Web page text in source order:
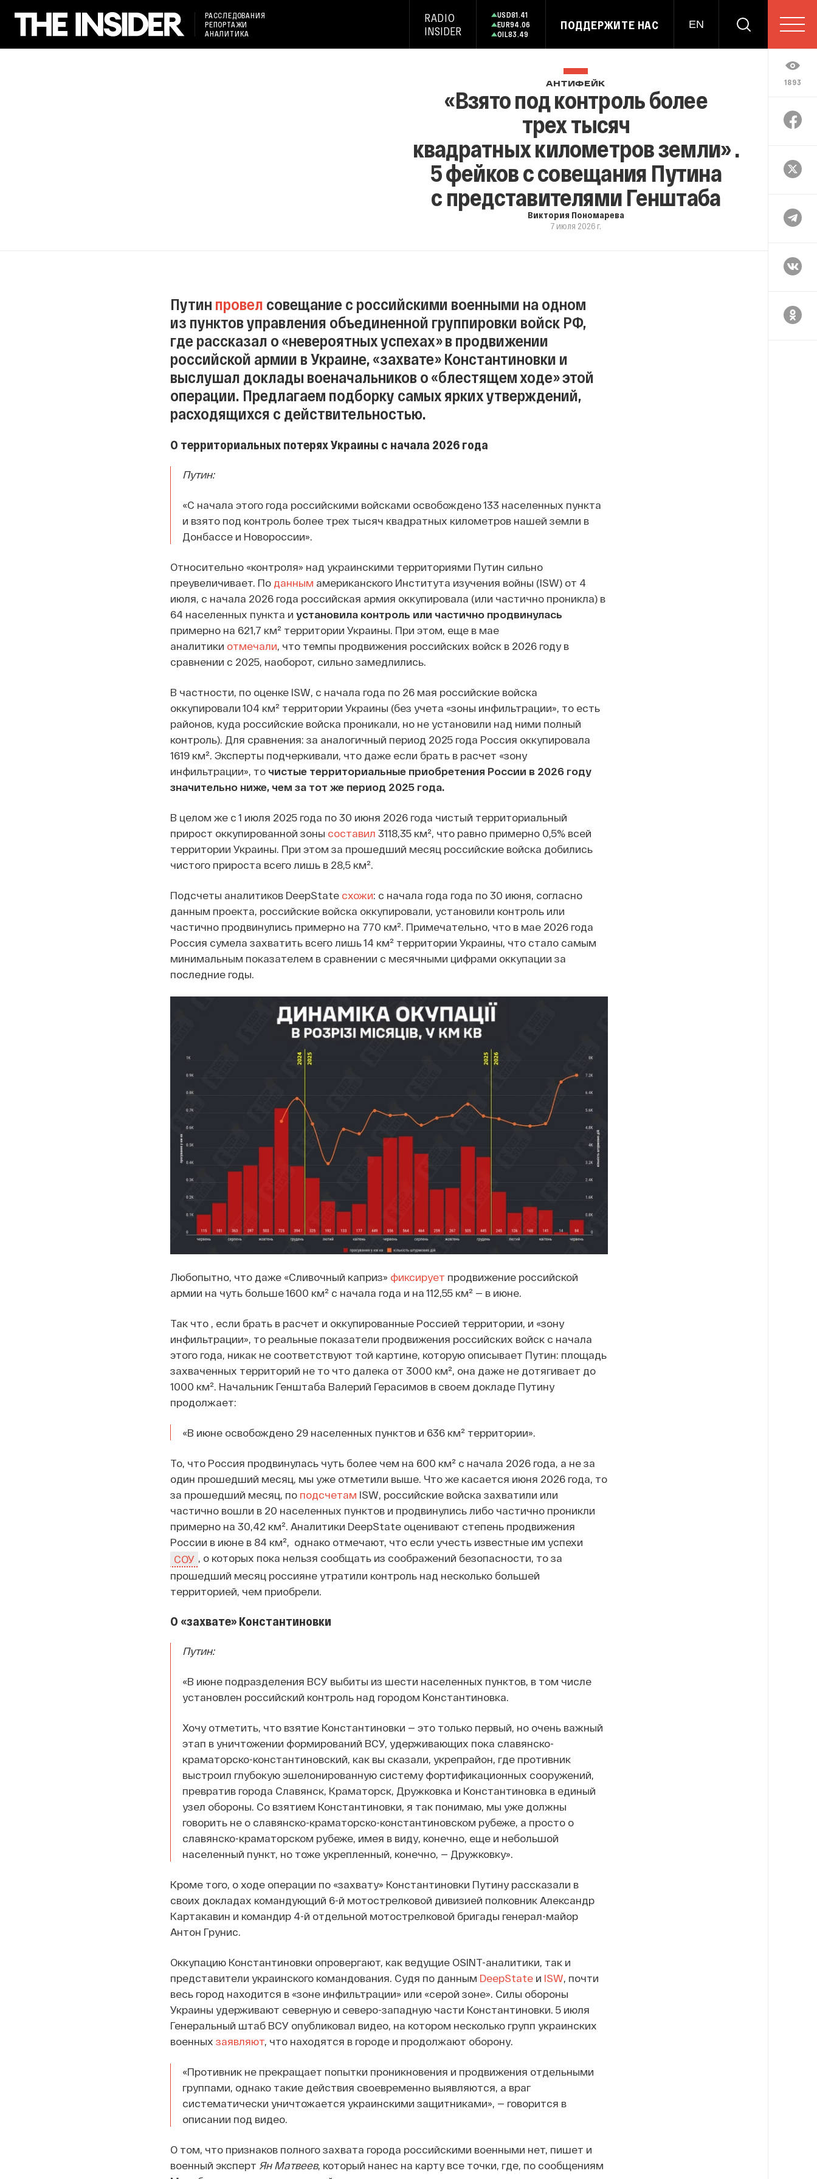
РАССЛЕДОВАНИЯ
РЕПОРТАЖИ
АНАЛИТИКА
RADIO
INSIDER
USD81.41
EUR94.06
OIL83.49
ПОДДЕРЖИТЕ НАС EN
1893
АНТИФЕЙК
«Взято под контроль более
трех тысяч
квадратных километров земли» .
5 фейков с совещания Путина
с представителями Генштаба
Виктория Пономарева
7 июля 2026 г.
Путин провел совещание с российскими военными на одном
из пунктов управления объединенной группировки войск РФ,
где рассказал о «невероятных успехах» в продвижении
российской армии в Украине, «захвате» Константиновки и
выслушал доклады военачальников о «блестящем ходе» этой
операции. Предлагаем подборку самых ярких утверждений,
расходящихся с действительностью.
О территориальных потерях Украины с начала 2026 года
Путин:
«С начала этого года российскими войсками освобождено 133 населенных пункта
и взято под контроль более трех тысяч квадратных километров нашей земли в
Донбассе и Новороссии».
Относительно «контроля» над украинскими территориями Путин сильно
преувеличивает. По данным американского Института изучения войны (ISW) от 4
июля, с начала 2026 года российская армия оккупировала (или частично проникла) в
64 населенных пункта и установила контроль или частично продвинулась
примерно на 621,7 км² территории Украины. При этом, еще в мае
аналитики отмечали, что темпы продвижения российских войск в 2026 году в
сравнении с 2025, наоборот, сильно замедлились.
В частности, по оценке ISW, с начала года по 26 мая российские войска
оккупировали 104 км² территории Украины (без учета «зоны инфильтрации», то есть
районов, куда российские войска проникали, но не установили над ними полный
контроль). Для сравнения: за аналогичный период 2025 года Россия оккупировала
1619 км². Эксперты подчеркивали, что даже если брать в расчет «зону
инфильтрации», то чистые территориальные приобретения России в 2026 году
значительно ниже, чем за тот же период 2025 года.
В целом же с 1 июля 2025 года по 30 июня 2026 года чистый территориальный
прирост оккупированной зоны составил 3118,35 км², что равно примерно 0,5% всей
территории Украины. При этом за прошедший месяц российские войска добились
чистого прироста всего лишь в 28,5 км².
Подсчеты аналитиков DeepState схожи: с начала года года по 30 июня, согласно
данным проекта, российские войска оккупировали, установили контроль или
частично продвинулись примерно на 770 км². Примечательно, что в мае 2026 года
Россия сумела захватить всего лишь 14 км² территории Украины, что стало самым
минимальным показателем в сравнении с месячными цифрами оккупации за
последние годы.
Любопытно, что даже «Сливочный каприз» фиксирует продвижение российской
армии на чуть больше 1600 км² с начала года и на 112,55 км² — в июне.
Так что , если брать в расчет и оккупированные Россией территории, и «зону
инфильтрации», то реальные показатели продвижения российских войск с начала
этого года, никак не соответствуют той картине, которую описывает Путин: площадь
захваченных территорий не то что далека от 3000 км², она даже не дотягивает до
1000 км². Начальник Генштаба Валерий Герасимов в своем докладе Путину
продолжает:
«В июне освобождено 29 населенных пунктов и 636 км² территории».
То, что Россия продвинулась чуть более чем на 600 км² с начала 2026 года, а не за
один прошедший месяц, мы уже отметили выше. Что же касается июня 2026 года, то
за прошедший месяц, по подсчетам ISW, российские войска захватили или
частично вошли в 20 населенных пунктов и продвинулись либо частично проникли
примерно на 30,42 км². Аналитики DeepState оценивают степень продвижения
России в июне в 84 км², однако отмечают, что если учесть известные им успехи
СОУ , о которых пока нельзя сообщать из соображений безопасности, то за
прошедший месяц россияне утратили контроль над несколько большей
территорией, чем приобрели.
О «захвате» Константиновки
Путин:
«В июне подразделения ВСУ выбиты из шести населенных пунктов, в том числе
установлен российский контроль над городом Константиновка.
Хочу отметить, что взятие Константиновки — это только первый, но очень важный
этап в уничтожении формирований ВСУ, удерживающих пока славянско-
краматорско-константиновский, как вы сказали, укрепрайон, где противник
выстроил глубокую эшелонированную систему фортификационных сооружений,
превратив города Славянск, Краматорск, Дружковка и Константиновка в единый
узел обороны. Со взятием Константиновки, я так понимаю, мы уже должны
говорить не о славянско-краматорско-константиновском рубеже, а просто о
славянско-краматорском рубеже, имея в виду, конечно, еще и небольшой
населенный пункт, но тоже укрепленный, конечно, — Дружковку».
Кроме того, о ходе операции по «захвату» Константиновки Путину рассказали в
своих докладах командующий 6-й мотострелковой дивизией полковник Александр
Картакавин и командир 4-й отдельной мотострелковой бригады генерал-майор
Антон Грунис.
Оккупацию Константиновки опровергают, как ведущие OSINT-аналитики, так и
представители украинского командования. Судя по данным DeepStateи ISW , почти
весь город находится в «зоне инфильтрации» или «серой зоне». Силы обороны
Украины удерживают северную и северо-западную части Константиновки. 5 июля
Генеральный штаб ВСУ опубликовал видео, на котором несколько групп украинских
военных заявляют, что находятся в городе и продолжают оборону.
«Противник не прекращает попытки проникновения и продвижения отдельными
группами, однако такие действия своевременно выявляются, а враг
систематически уничтожается украинскими защитниками», — говорится в
описании под видео.
О том, что признаков полного захвата города российскими военными нет, пишет и
военный эксперт Ян Матвеев, который нанес на карту все точки, где, по сообщениям